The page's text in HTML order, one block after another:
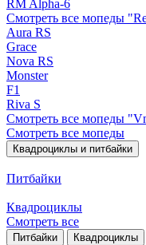
RM Alpha-6
Смотреть все мопеды
Aura RS
Grace
Nova RS
Monster
F1
Riva S
Смотреть все мопеды
Смотреть все мопеды
Квадроциклы и питбайки
Питбайки
Квадроциклы
Смотреть все
Питбайки Квадроциклы